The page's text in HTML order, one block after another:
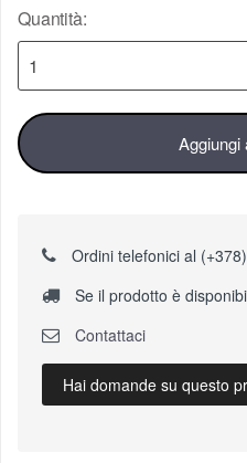
Quantità:
Aggiungi
Ordini telefonici al
Se il prodotto è
Contattaci
Hai domande su questo